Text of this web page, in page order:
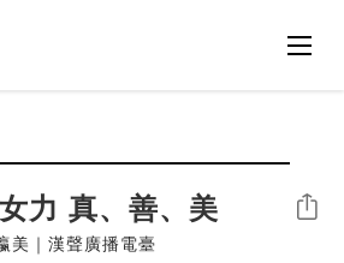
力 真、善、美
美｜漢聲廣播電臺
シェア